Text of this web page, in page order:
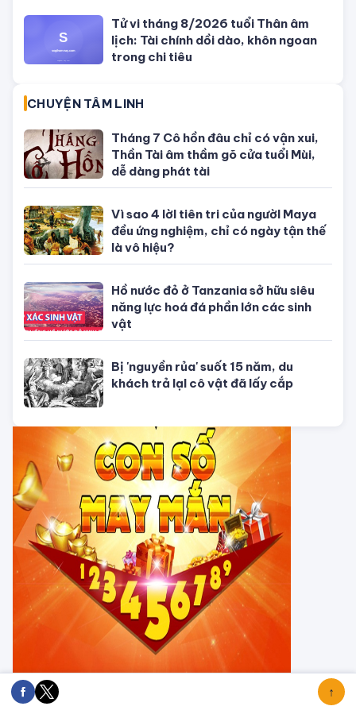
Con số may mắn ngày hôm nay
01/08/2026 của 12 con giáp
TỬ VI CỦA 12 CON GIÁP
Tử vi hôm nay, xem tử vi 12 con giáp
hôm nay ngày 5/8/2026: Tuổi Thân
công việc cần kiên nhẫn
Tử vi 12 cung hoàng đạo Thứ Sáu
ngày 31/7/2026: Song Tử tràn đầy
năng lượng
Tử vi hôm nay, xem tử vi 12 con giáp
hôm nay ngày 31/7/2026: Tuổi Tỵ
công việc thịnh vượng
Tử vi tháng 8/2026 tuổi Thân âm
lịch: Tài chính dồi dào, khôn ngoan
CHUYỆN TÂM LINH
Tháng 7 Cô hồn đâu chỉ có vận xui,
Thần Tài âm thầm gõ cửa tuổi Mùi,
dễ dàng phát tài
Vì sao 4 lờI tiên tri của ngườI Maya
đều ứng nghiệm, chỉ có ngày tận thế
là vô hiệu?
Hồ nước đỏ ở Tanzania sở hữu siêu
năng lực hoá đá phần lớn các sinh
vật